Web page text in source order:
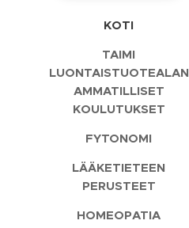
KOTI
TAIMI
LUONTAISTUOTEALAN
AMMATILLISET
KOULUTUKSET
FYTONOMI
LÄÄKETIETEEN
PERUSTEET
HOMEOPATIA